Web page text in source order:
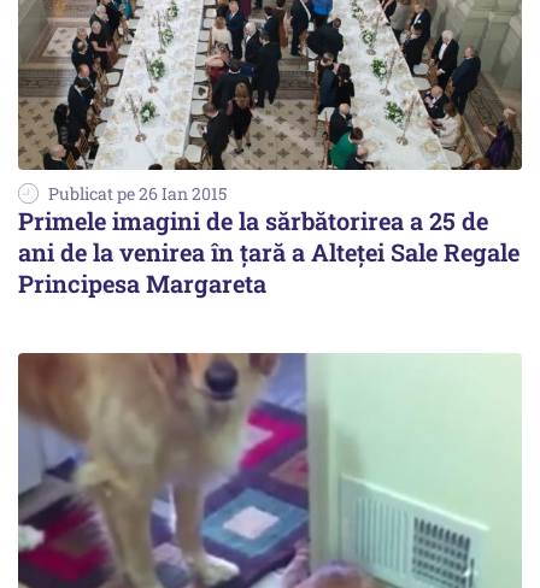
Publicat pe 26 Ian 2015
Primele imagini de la sărbătorirea a 25 de
ani de la venirea în țară a Alteței Sale Regale
Principesa Margareta